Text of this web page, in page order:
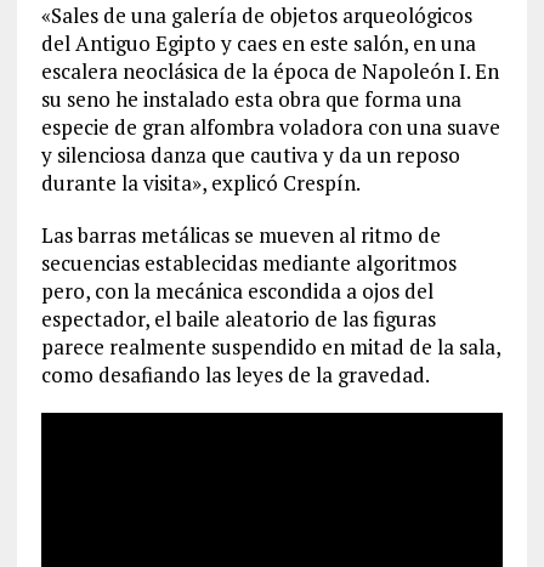
«Sales de una galería de objetos arqueológicos
del Antiguo Egipto y caes en este salón, en una
escalera neoclásica de la época de Napoleón I. En
su seno he instalado esta obra que forma una
especie de gran alfombra voladora con una suave
y silenciosa danza que cautiva y da un reposo
durante la visita», explicó Crespín.
Las barras metálicas se mueven al ritmo de
secuencias establecidas mediante algoritmos
pero, con la mecánica escondida a ojos del
espectador, el baile aleatorio de las figuras
parece realmente suspendido en mitad de la sala,
como desafiando las leyes de la gravedad.